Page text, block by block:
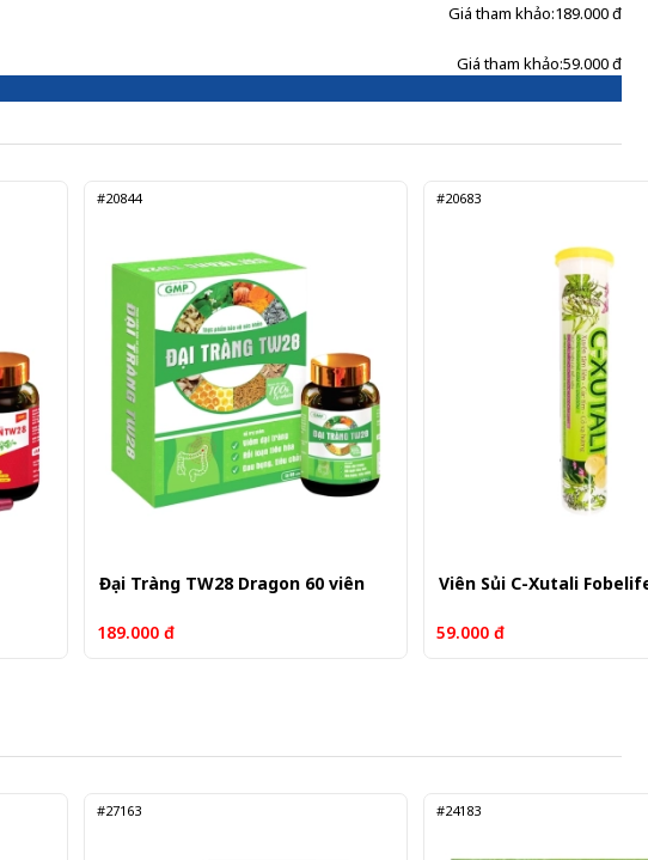
Giá tham khảo:189.000 đ
Giá tham khảo:59.000 đ
#20844
Đại Tràng TW28 Dragon 60 viên
189.000 đ
#20683
Viên Sủi C-Xutali
59.000 đ
#27163 #24183